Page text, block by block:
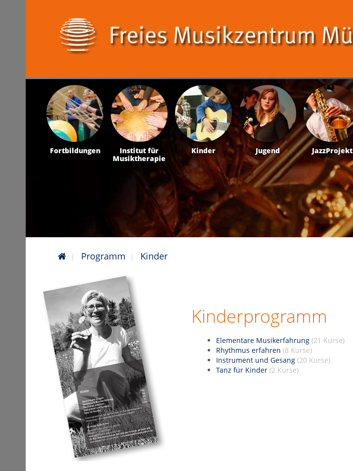
Fortbildungen
Institut für
Musiktherapie
Kinder Jugend JazzProjekt
Programm Kinder
Kinderprogramm
Elementare Musikerfahrung (21 Kurse)
Rhythmus erfahren (8 Kurse)
Instrument und Gesang (20 Kurse)
Tanz für Kinder (2 Kurse)